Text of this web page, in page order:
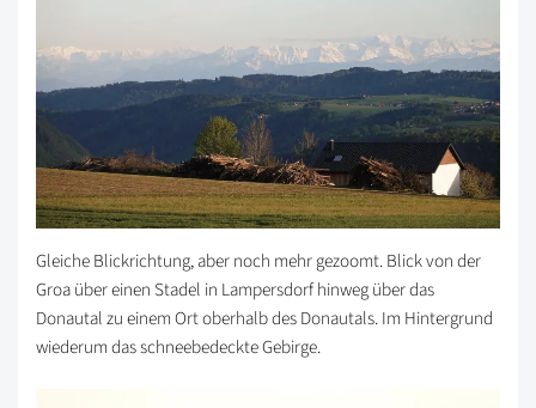
Gleiche Blickrichtung, aber noch mehr gezoomt. Blick von der
Groa über einen Stadel in Lampersdorf hinweg über das
Donautal zu einem Ort oberhalb des Donautals. Im Hintergrund
wiederum das schneebedeckte Gebirge.